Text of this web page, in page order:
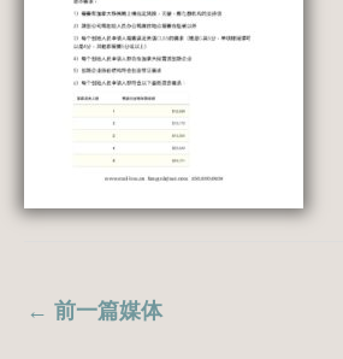
← 前一篇媒体